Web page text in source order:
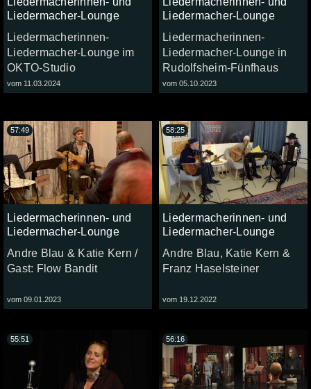
Liedermacher-Lounge
Liedermacherinnen-
Liedermacher-Lounge im
OKTO-Studio
vom 11.03.2024
Liedermacher-Lounge
Liedermacherinnen-
Liedermacher-Lounge in
Rudolfsheim-Fünfhaus
vom 05.10.2023
Liedermacherinnen- und
Liedermacher-Lounge
Andre Blau & Katie Kern /
Gast: Flow Bandit
vom 09.01.2023
57:49
Liedermacherinnen- und
Liedermacher-Lounge
Andre Blau, Katie Kern &
Franz Haselsteiner
vom 19.12.2022
58:25
55:51 56:16